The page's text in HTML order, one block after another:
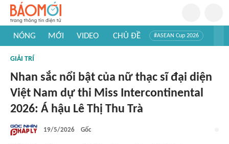
NÓNG MỚI VIDEO CHỦ ĐỀ #ASEAN Cup 2026
#Khám phá thế giới
GIẢI TRÍ
Nhan sắc nổi bật của nữ thạc sĩ đại diện
Việt Nam dự thi Miss Intercontinental
2026: Á hậu Lê Thị Thu Trà
19/5/2026 Gốc